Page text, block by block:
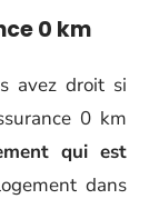
0 km
avez droit si
0 km
qui est
dans